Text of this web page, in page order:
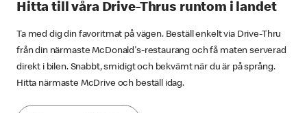
Hitta till våra Drive-Thrus runtom i landet
Ta med dig din favoritmat på vägen. Beställ enkelt via Drive-Thru
från din närmaste McDonald's-restaurang och få maten serverad
direkt i bilen. Snabbt, smidigt och bekvämt när du är på språng.
Hitta närmaste McDrive och beställ idag.